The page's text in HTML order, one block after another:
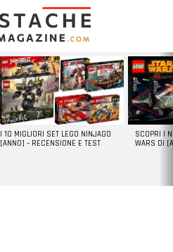
I 10 MIGLIORI SET LEGO NINJAGO
[ANNO] – RECENSIONE E TEST
SCOPRI I
WARS DI